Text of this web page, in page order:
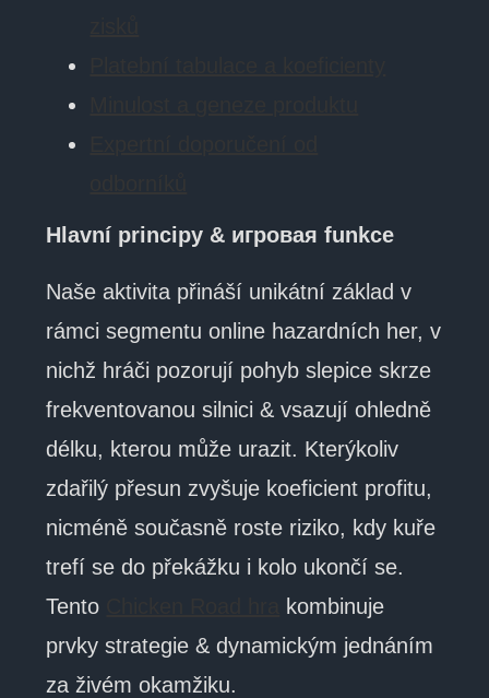
Hlavní principy & игровая funkce
Naše aktivita přináší unikátní základ v
rámci segmentu online hazardních her, v
nichž hráči pozorují pohyb slepice skrze
frekventovanou silnici & vsazují ohledně
délku, kterou může urazit. Kterýkoliv
zdařilý přesun zvyšuje koeficient profitu,
nicméně současně roste riziko, kdy kuře
trefí se do překážku i kolo ukončí se.
Tento
kombinuje
prvky strategie & dynamickým jednáním
za živém okamžiku.